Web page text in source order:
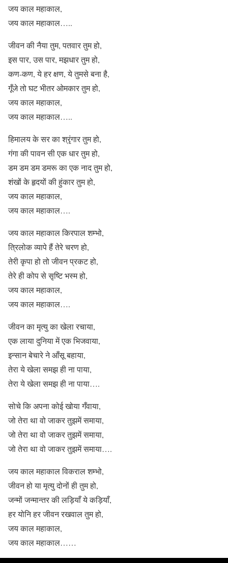
जय काल महाकाल,
जय काल महाकाल…..
जीवन की नैया तुम, पतवार तुम हो,
इस पार, उस पार, मझधार तुम हो,
कण-कण, ये हर क्षण, ये तुमसे बना है,
गूँजे तो घट भीतर ओमकार तुम हो,
जय काल महाकाल,
जय काल महाकाल…..
हिमालय के सर का श्रृंगार तुम हो,
गंगा की पावन सी एक धार तुम हो,
डम डम डम डमरू का एक नाद तुम हो,
शंखों के हृदयों की हुंकार तुम हो,
जय काल महाकाल,
जय काल महाकाल….
जय काल महाकाल किरपाल शम्भो,
त्रिलोक व्यापे हैं तेरे चरण हो,
तेरी कृपा हो तो जीवन प्रकट हो,
तेरे ही कोप से सृष्टि भस्म हो,
जय काल महाकाल,
जय काल महाकाल….
जीवन का मृत्यु का खेला रचाया,
एक लाया दुनिया में एक भिजवाया,
इन्सान बेचारे ने आँसू बहाया,
तेरा ये खेला समझ ही ना पाया,
तेरा ये खेला समझ ही ना पाया….
सोचे कि अपना कोई खोया गँवाया,
जो तेरा था वो जाकर तुझमें समाया,
जो तेरा था वो जाकर तुझमें समाया,
जो तेरा था वो जाकर तुझमें समाया….
जय काल महाकाल विकराल शम्भो,
जीवन हो या मृत्यु दोनों ही तुम हो,
जन्मों जन्मान्तर की लड़ियाँ ये कड़ियाँ,
हर योनि हर जीवन रखवाल तुम हो,
जय काल महाकाल,
जय काल महाकाल……